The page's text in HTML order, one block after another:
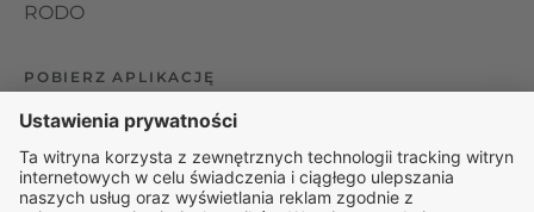
RODO
POBIERZ APLIKACJĘ
Organizator udzielania świadczeń telemedycznych jest